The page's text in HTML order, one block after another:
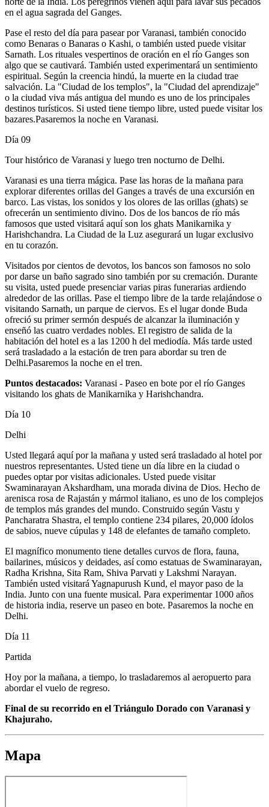
en el agua sagrada del Ganges.
Pase el resto del día para pasear por Varanasi, también conocido
como Benaras o Banaras o Kashi, o también usted puede visitar
Sarnath. Los rituales vespertinos de oración en el río Ganges son
algo que se cautivará. También usted experimentará un sentimiento
espiritual. Según la creencia hindú, la muerte en la ciudad trae
salvación. La "Ciudad de los templos", la "Ciudad del aprendizaje"
o la ciudad viva más antigua del mundo es uno de los principales
destinos turísticos. Si usted tiene tiempo libre, usted puede visitar los
bazares.Pasaremos la noche en Varanasi.
Día 09
Tour histórico de Varanasi y luego tren nocturno de Delhi.
Varanasi es una tierra mágica. Pase las horas de la mañana para
explorar diferentes orillas del Ganges a través de una excursión en
barco. Las vistas, los sonidos y los olores de las orillas (ghats) se
ofrecerán un sentimiento divino. Dos de los bancos de río más
famosos que usted visitará aquí son los ghats Manikarnika y
Harishchandra. La Ciudad de la Luz asegurará un lugar exclusivo
en tu corazón.
Visitados por cientos de devotos, los bancos son famosos no solo
por darse un baño sagrado sino también por su cremación. Durante
su visita, usted puede presenciar varias piras funerarias ardiendo
alrededor de las orillas. Pase el tiempo libre de la tarde relajándose o
visitando Sarnath, un parque de ciervos. Es el lugar donde Buda
ofreció su primer sermón después de alcanzar la iluminación y
enseñó las cuatro verdades nobles. El registro de salida de la
habitación del hotel es a las 1200 h del mediodía. Más tarde usted
será trasladado a la estación de tren para abordar su tren de
Delhi.Pasaremos la noche en el tren.
Puntos destacados: Varanasi - Paseo en bote por el río Ganges
visitando los ghats de Manikarnika y Harishchandra.
Día 10
Delhi
Usted llegará aquí por la mañana y usted será trasladado al hotel por
nuestros representantes. Usted tiene un día libre en la ciudad o
puedes optar por visitas adicionales. Usted puede visitar
Swaminarayan Akshardham, una morada divina de Dios. Hecho de
arenisca rosa de Rajastán y mármol italiano, es uno de los complejos
de templos más grandes del mundo. Construido según Vastu y
Pancharatra Shastra, el templo contiene 234 pilares, 20,000 ídolos
de sabios, nueve cúpulas y 148 de elefantes de tamaño completo.
El magnífico monumento tiene detalles curvos de flora, fauna,
bailarines, músicos y deidades, así como estatuas de Swaminarayan,
Radha Krishna, Sita Ram, Shiva Parvati y Lakshmi Narayan.
También usted visitará Yagnapurush Kund, el mayor paso de la
India. Junto con una fuente musical. Para experimentar 1000 años
de historia india, reserve un paseo en bote. Pasaremos la noche en
Delhi.
Día 11
Partida
Hoy por la mañana, a tiempo, lo trasladaremos al aeropuerto para
abordar el vuelo de regreso.
Final de su recorrido en el Triángulo Dorado con Varanasi y
Khajuraho.
Mapa